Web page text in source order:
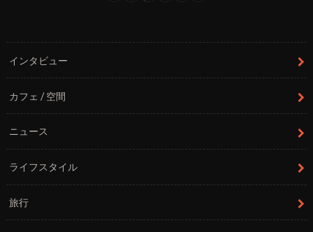
インタビュー
カフェ / 空間
ニュース
ライフスタイル
旅行